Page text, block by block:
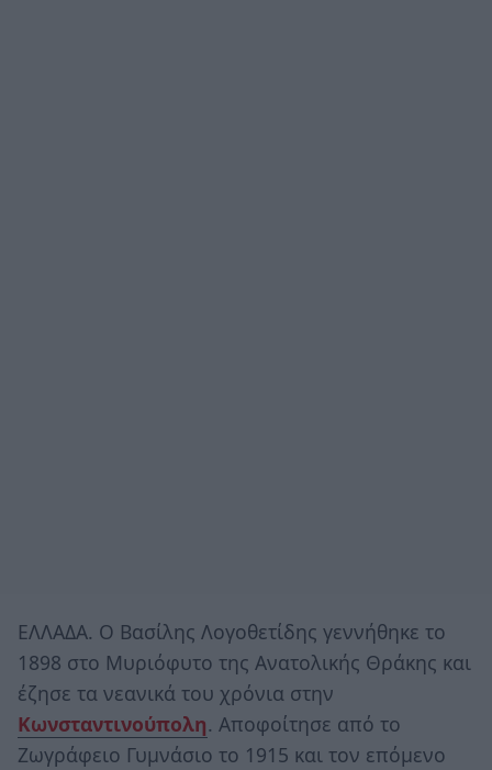
ΕΛΛΑΔΑ. Ο Βασίλης Λογοθετίδης γεννήθηκε το
1898 στο Μυριόφυτο της Ανατολικής Θράκης και
έζησε τα νεανικά του χρόνια στην
Κωνσταντινούπολη. Αποφοίτησε από το
Ζωγράφειο Γυμνάσιο το 1915 και τον επόμενο